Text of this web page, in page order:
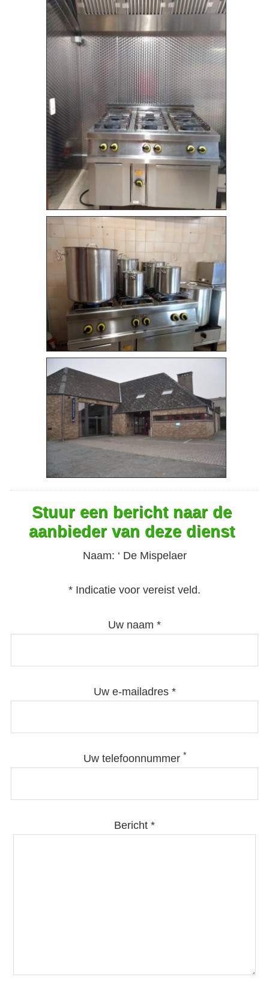
Stuur een bericht naar de
aanbieder van deze dienst
Naam: ‘ De Mispelaer
* Indicatie voor vereist veld.
Uw naam *
Uw e-mailadres *
Uw telefoonnummer *
Bericht *